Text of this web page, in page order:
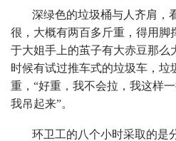
深绿色的垃圾桶与人齐肩，
很，大概有两百多斤重，得用脚
于大姐手上的茧子有大赤豆那么
时候有试过推车式的垃圾车，垃
重，“好重，我不会拉，我这样
我吊起来”。
环卫工的八个小时采取的是